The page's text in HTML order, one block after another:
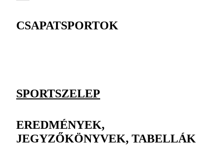
CSAPATSPORTOK
SPORTSZELEP
EREDMÉNYEK,
JEGYZŐKÖNYVEK, TABELLÁK